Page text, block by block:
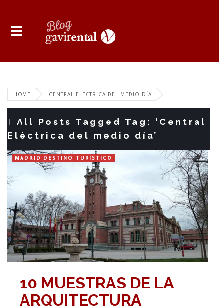
HOME CENTRAL ELÉCTRICA DEL MEDIO DÍA
All Posts Tagged Tag: ‘Central
Eléctrica del medio día’
MADRID DESTINO TURÍSTICO
10 MUESTRAS DE LA
ARQUITECTURA